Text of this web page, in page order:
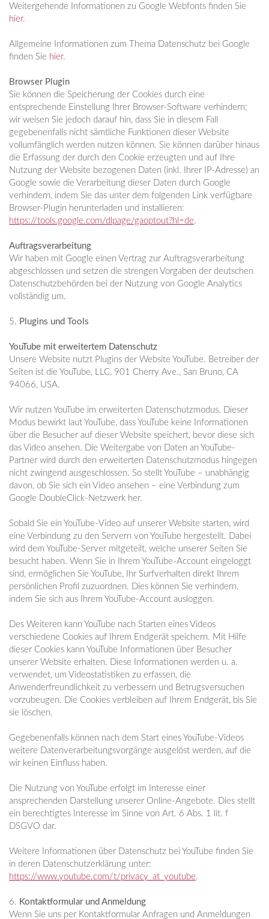
Weitergehende Informationen zu Google Webfonts finden Sie
hier.
Allgemeine Informationen zum Thema Datenschutz bei Google
finden Sie hier.
Browser Plugin
Sie können die Speicherung der Cookies durch eine
entsprechende Einstellung Ihrer Browser-Software verhindern;
wir weisen Sie jedoch darauf hin, dass Sie in diesem Fall
gegebenenfalls nicht sämtliche Funktionen dieser Website
vollumfänglich werden nutzen können. Sie können darüber hinaus
die Erfassung der durch den Cookie erzeugten und auf Ihre
Nutzung der Website bezogenen Daten (inkl. Ihrer IP-Adresse) an
Google sowie die Verarbeitung dieser Daten durch Google
verhindern, indem Sie das unter dem folgenden Link verfügbare
Browser-Plugin herunterladen und installieren:
https://tools.google.com/dlpage/gaoptout?hl=de.
Auftragsverarbeitung
Wir haben mit Google einen Vertrag zur Auftragsverarbeitung
abgeschlossen und setzen die strengen Vorgaben der deutschen
Datenschutzbehörden bei der Nutzung von Google Analytics
vollständig um.
5. Plugins und Tools
YouTube mit erweitertem Datenschutz
Unsere Website nutzt Plugins der Website YouTube. Betreiber der
Seiten ist die YouTube, LLC, 901 Cherry Ave., San Bruno, CA
94066, USA.
Wir nutzen YouTube im erweiterten Datenschutzmodus. Dieser
Modus bewirkt laut YouTube, dass YouTube keine Informationen
über die Besucher auf dieser Website speichert, bevor diese sich
das Video ansehen. Die Weitergabe von Daten an YouTube-
Partner wird durch den erweiterten Datenschutzmodus hingegen
nicht zwingend ausgeschlossen. So stellt YouTube – unabhängig
davon, ob Sie sich ein Video ansehen – eine Verbindung zum
Google DoubleClick-Netzwerk her.
Sobald Sie ein YouTube-Video auf unserer Website starten, wird
eine Verbindung zu den Servern von YouTube hergestellt. Dabei
wird dem YouTube-Server mitgeteilt, welche unserer Seiten Sie
besucht haben. Wenn Sie in Ihrem YouTube-Account eingeloggt
sind, ermöglichen Sie YouTube, Ihr Surfverhalten direkt Ihrem
persönlichen Profil zuzuordnen. Dies können Sie verhindern,
indem Sie sich aus Ihrem YouTube-Account ausloggen.
Des Weiteren kann YouTube nach Starten eines Videos
verschiedene Cookies auf Ihrem Endgerät speichern. Mit Hilfe
dieser Cookies kann YouTube Informationen über Besucher
unserer Website erhalten. Diese Informationen werden u. a.
verwendet, um Videostatistiken zu erfassen, die
Anwenderfreundlichkeit zu verbessern und Betrugsversuchen
vorzubeugen. Die Cookies verbleiben auf Ihrem Endgerät, bis Sie
sie löschen.
Gegebenenfalls können nach dem Start eines YouTube-Videos
weitere Datenverarbeitungsvorgänge ausgelöst werden, auf die
wir keinen Einfluss haben.
Die Nutzung von YouTube erfolgt im Interesse einer
ansprechenden Darstellung unserer Online-Angebote. Dies stellt
ein berechtigtes Interesse im Sinne von Art. 6 Abs. 1 lit. f
DSGVO dar.
Weitere Informationen über Datenschutz bei YouTube finden Sie
in deren Datenschutzerklärung unter:
https://www.youtube.com/t/privacy_at_youtube.
6. Kontaktformular und Anmeldung
Wenn Sie uns per Kontaktformular Anfragen und Anmeldungen